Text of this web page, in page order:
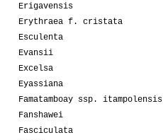
Erigavensis
Erythraea f. cristata
Esculenta
Evansii
Excelsa
Eyassiana
Famatamboay ssp. itampolensis
Fanshawei
Fasciculata